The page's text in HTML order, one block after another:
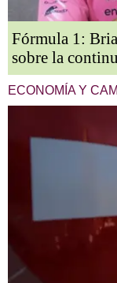
Fórmula 1:
sobre la
ECONOMÍA Y